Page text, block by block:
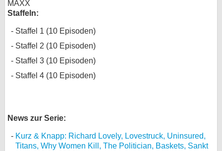
MAXX
Staffeln:
Staffel 1 (10 Episoden)
Staffel 2 (10 Episoden)
Staffel 3 (10 Episoden)
Staffel 4 (10 Episoden)
News zur Serie:
Kurz & Knapp: Richard Lovely, Lovestruck, Uninsured,
Titans, Why Women Kill, The Politician, Baskets, Sankt